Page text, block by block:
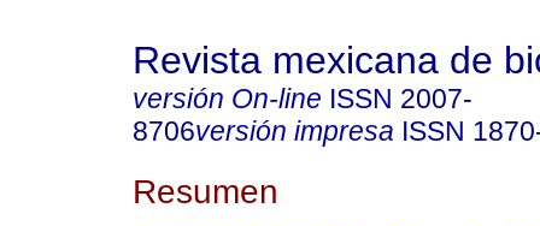
Revista mexicana de
versión On-line ISSN 2007-
8706versión impresa ISSN
Resumen